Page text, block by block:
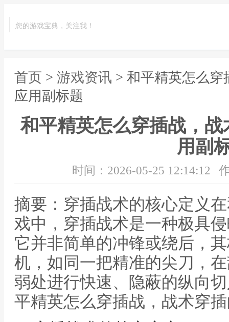
您的游戏宝典，关注我！
首页 > 游戏资讯 > 和平精英怎么
应用副标题
和平精英怎么穿插战，
用副
时间：2026-05-25 12:14:12
摘要：穿插战术的核心定义
戏中，穿插战术是一种极具
它并非简单的冲锋或绕后，
机，如同一把精准的尖刀，
弱处进行快速、隐蔽的纵向
平精英怎么穿插战，战术穿